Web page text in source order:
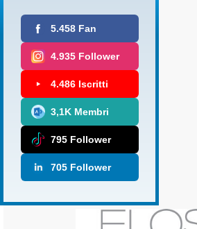
5.458 Fan
4.935 Follower
4.486 Iscritti
3,1K Membri
795 Follower
705 Follower